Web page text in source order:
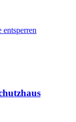
entsperren